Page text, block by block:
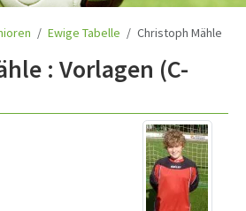
Ewige Tabelle Christoph Mähle
: Vorlagen (C-